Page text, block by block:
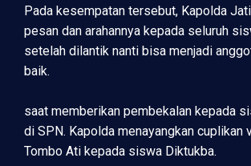
Pada kesempatan tersebut, Kapolda
pesan dan arahannya kepada seluruh
setelah dilantik nanti bisa menjadi
baik.
saat memberikan pembekalan kepada
di SPN. Kapolda menayangkan cuplikan
Tombo Ati kepada siswa Diktukba.